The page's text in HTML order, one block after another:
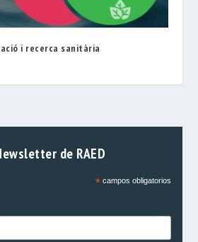
i recerca sanitària
de RAED
*campos obligatorios